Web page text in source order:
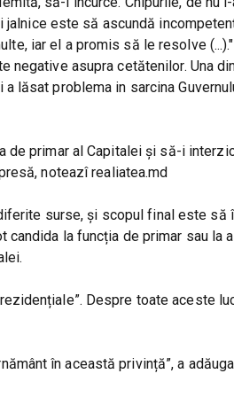
este să ascundă
iar el a promis să le resolve (...)."
negative asupra cetătenilor. Una
lăsat problema in sarcina
de primar al Capitalei și să-i
noteazî realiatea.md
surse, și scopul final este să
la funcția de primar sau la
Despre toate aceste
în această privință”, a